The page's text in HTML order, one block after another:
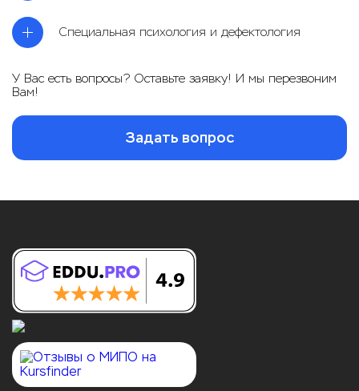
Специальная психология и дефектология
У Вас есть вопросы? Оставьте заявку! И мы перезвоним
Вам!
Задать вопрос